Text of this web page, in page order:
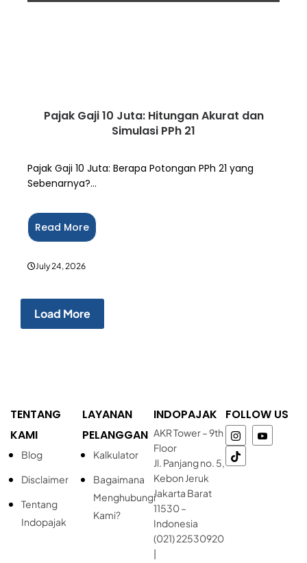
Pajak Gaji 10 Juta: Hitungan Akurat dan
Simulasi PPh 21
Pajak Gaji 10 Juta: Berapa Potongan PPh 21 yang
Sebenarnya?...
Read More
July 24, 2026
Load More
TENTANG
KAMI
Blog
Disclaimer
Tentang
Indopajak
LAYANAN
PELANGGAN
Kalkulator
Bagaimana
Menghubungi
Kami?
INDOPAJAK
AKR Tower – 9th
Floor
Jl. Panjang no. 5,
Kebon Jeruk
Jakarta Barat
11530 –
Indonesia
(021) 22530920
|
FOLLOW US